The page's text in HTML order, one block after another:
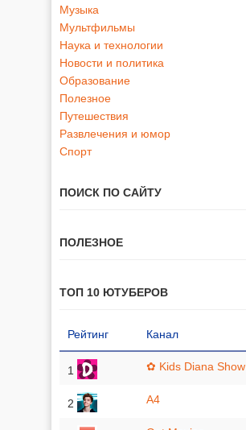
Музыка
Мультфильмы
Наука и технологии
Новости и политика
Образование
Полезное
Путешествия
Развлечения и юмор
Спорт
ПОИСК ПО САЙТУ
ПОЛЕЗНОЕ
ТОП 10 ЮТУБЕРОВ
Рейтинг Канал
1 ✿ Kids Diana Show
2 A4